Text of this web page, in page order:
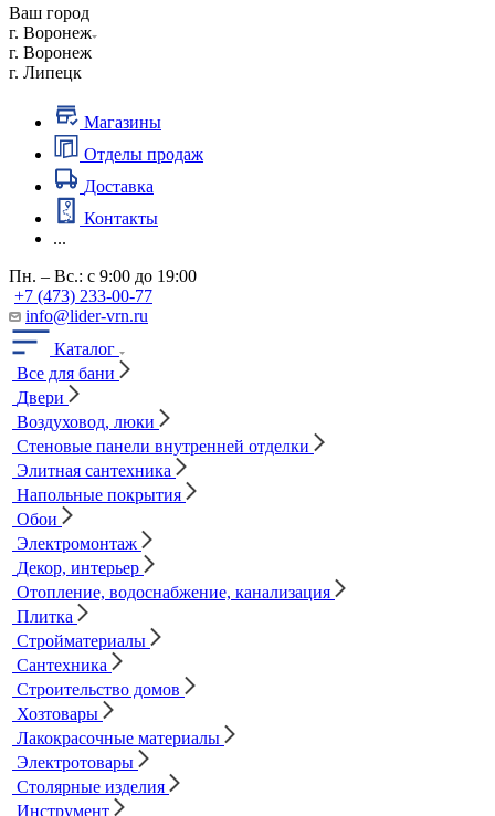
Ваш город
г. Воронеж
г. Воронеж
г. Липецк
Магазины
Отделы продаж
Доставка
Контакты
...
Пн. – Вс.: с 9:00 до 19:00
+7 (473) 233-00-77
info@lider-vrn.ru
Каталог
Все для бани
Двери
Воздуховод, люки
Стеновые панели внутренней отделки
Элитная сантехника
Напольные покрытия
Обои
Электромонтаж
Декор, интерьер
Отопление, водоснабжение, канализация
Плитка
Стройматериалы
Сантехника
Строительство домов
Хозтовары
Лакокрасочные материалы
Электротовары
Столярные изделия
Инструмент